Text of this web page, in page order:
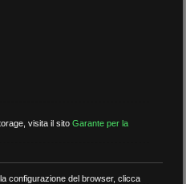
visita il sitoGarante per la
configurazione del browser, clicca